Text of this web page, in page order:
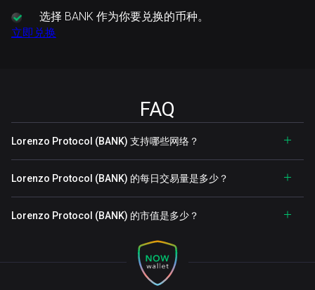
选择 BANK 作为你要兑换的币种。
立即兑换
FAQ
Lorenzo Protocol (BANK) 支持哪些网络？
Lorenzo Protocol (BANK) 的每日交易量是多少？
Lorenzo Protocol (BANK) 的市值是多少？